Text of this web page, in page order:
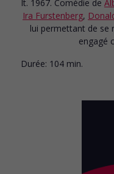
It. 1967. Comédie de
Ira Furstenberg,
lui permettant de se
engagé
Durée: 104 min.